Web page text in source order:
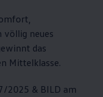
völlig neues
das
Mittelklasse.
2025 & BILD am